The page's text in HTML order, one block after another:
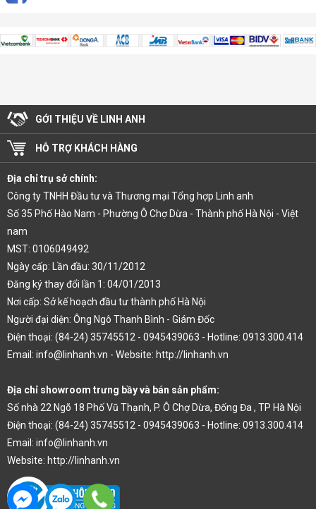
GỚI THIỆU VỀ LINH ANH
HỖ TRỢ KHÁCH HÀNG
Địa chỉ trụ sở chính:
Công ty TNHH Đầu tư và Thương mại Tổng hợp Linh anh
Số 35 Phố Hào Nam - Phường Ô Chợ Dừa - Thành phố Hà Nội - Việt
nam
MST: 0106049492
Ngày cấp: Lần đầu: 30/11/2012
Đăng ký thay đổi lần 1: 04/01/2013
Nơi cấp: Sở kế hoạch đầu tư thành phố Hà Nội
Người đại diện: Ông Ngô Thanh Bình - Giám Đốc
Điện thoại: (84-24) 35745512 - 0945439063 - Hotline: 0913.300.414
Email: info@linhanh.vn - Website: http://linhanh.vn
Địa chỉ showroom trưng bầy và bán sản phẩm:
Số nhà 22 Ngõ 18 Phố Vũ Thạnh, P. Ô Chợ Dừa, Đống Đa , TP Hà Nội
Điện thoại: (84-24) 35745512 - 0945439063 - Hotline: 0913.300.414
Email: info@linhanh.vn
Website: http://linhanh.vn